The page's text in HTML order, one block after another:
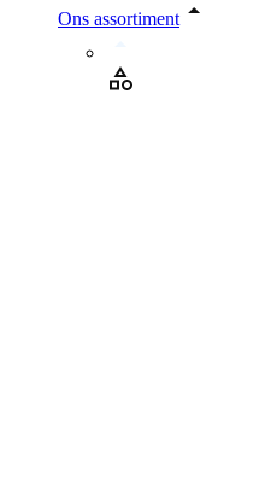
Ons assortiment